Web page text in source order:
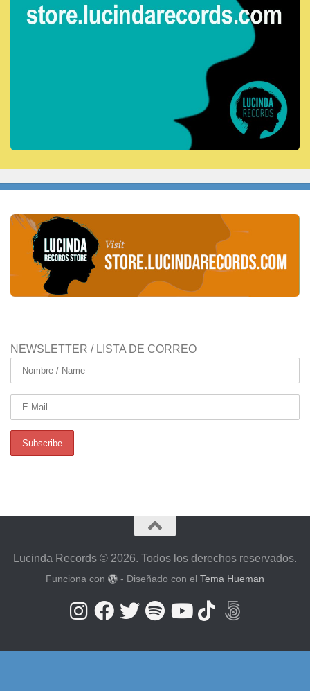
NEWSLETTER / LISTA DE CORREO
Lucinda Records © 2026. Todos los derechos reservados.
Funciona con - Diseñado con el Tema Hueman